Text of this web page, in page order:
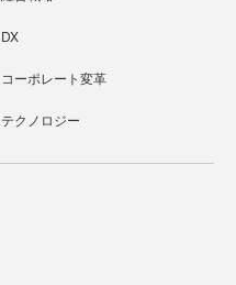
DX
コーポレート変革
テクノロジー